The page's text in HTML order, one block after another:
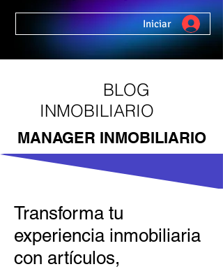
Iniciar
BLOG
INMOBILIARIO
MANAGER INMOBILIARIO
Transforma tu
experiencia inmobiliaria
con artículos,